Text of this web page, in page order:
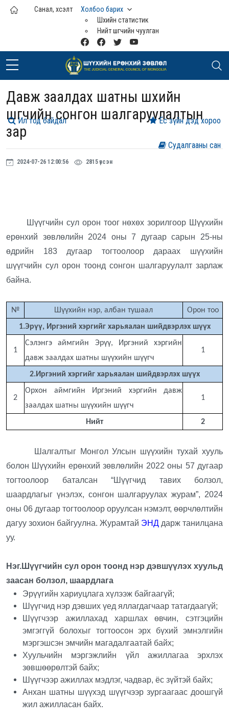
Үндсэн агуулга руу шилжих
Санал, хүсэлт
Холбоо барих
Шүүхийн статистик
Нийт шүүгчийн чуулган
Давж заалдах шатны шүүхийн
шүүгчийн сонгон шалгаруулалтын
зар
2024-07-26 12:00:56 2815 үзсэн
Шүүгчийн сул орон тоог нөхөх зорилгоор Шүүхийн
ерөнхий зөвлөлийн 2024 оны 7 дугаар сарын 25-ны
өдрийн 183 дугаар тогтоолоор дараах шүүхийн
шүүгчийн сул орон тоонд сонгон шалгаруулалт зарлаж
байна.
№ Шүүхийн нэр, албан тушаал
Орон тоо
1.Эрүү, Иргэний хэргийг харьяалан шийдвэрлэх шүүх
1
Сэлэнгэ аймгийн Эрүү, Иргэний хэргийн
давж заалдах шатны шүүхийн шүүгч
1
2.Иргэний хэргийг харьяалан шийдвэрлэх шүүх
2
Орхон аймгийн Иргэний хэргийн давж
заалдах шатны шүүхийн шүүгч
1
Нийт 2
Шалгалтыг Монгол Улсын шүүхийн тухай хууль
болон Шүүхийн ерөнхий зөвлөлийн 2022 оны 57 дугаар
тогтоолоор баталсан “Шүүгчид тавих болзол,
шаардлагыг үнэлэх, сонгон шалгаруулах журам”, 2024
оны 06 дугаар тогтоолоор оруулсан нэмэлт, өөрчлөлтийн
дагуу зохион байгуулна. Журамтай ЭНД дарж танилцана
уу.
Нэг.Шүүгчийн сул орон тоонд нэр дэвшүүлэх хуульд
заасан болзол, шаардлага
Эрүүгийн хариуцлага хүлээж байгаагүй;
Шүүгчид нэр дэвших үед яллагдагчаар татагдаагүй;
Шүүгчээр ажиллахад харшлах өвчин, сэтгэцийн
эмгэггүй болохыг тогтоосон эрх бүхий эмнэлгийн
мэргэшсэн эмчийн магадалгаатай байх;
Хуульчийн мэргэжлийн үйл ажиллагаа эрхлэх
зөвшөөрөлтэй байх;
Шүүгчээр ажиллах мэдлэг, чадвар, ёс зүйтэй байх;
Анхан шатны шүүхэд шүүгчээр зургаагаас доошгүй
жил ажилласан байх.
Судалгааны сан
Ёс зүйн дэд хороо
Ил тод байдал